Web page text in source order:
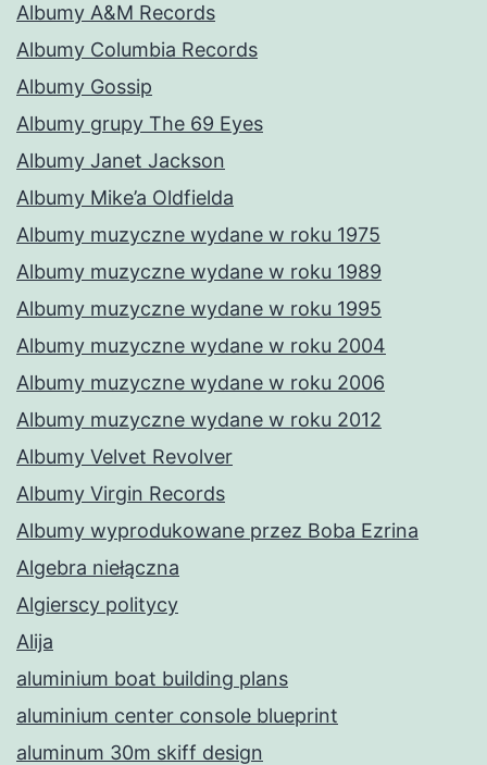
Albumy A&M Records
Albumy Columbia Records
Albumy Gossip
Albumy grupy The 69 Eyes
Albumy Janet Jackson
Albumy Mike’a Oldfielda
Albumy muzyczne wydane w roku 1975
Albumy muzyczne wydane w roku 1989
Albumy muzyczne wydane w roku 1995
Albumy muzyczne wydane w roku 2004
Albumy muzyczne wydane w roku 2006
Albumy muzyczne wydane w roku 2012
Albumy Velvet Revolver
Albumy Virgin Records
Albumy wyprodukowane przez Boba Ezrina
Algebra niełączna
Algierscy politycy
Alija
aluminium boat building plans
aluminium center console blueprint
aluminum 30m skiff design